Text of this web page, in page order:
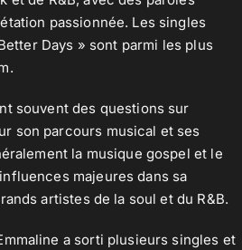
passionnée. Les singles
Days » sont parmi les plus
souvent des questions sur
son parcours musical et ses
la musique gospel et le
majeures dans sa
artistes de la soul et du R&B.
a sorti plusieurs singles et